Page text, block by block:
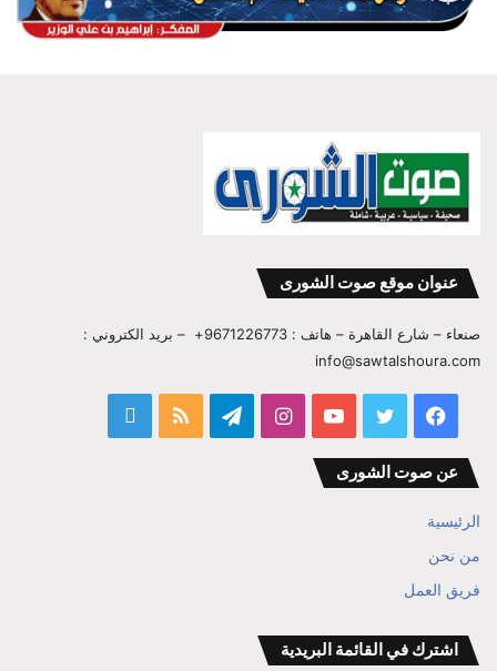
عنوان موقع صوت الشورى
صنعاء – شارع القاهرة – هاتف : 9671226773+ – بريد الكتروني :
info@sawtalshoura.com
فيسبوك تويتر يوتيوب انستقرامتيلقرام ملخص
عن صوت الشورى
الرئيسية
من نحن
فريق العمل
اشترك في القائمة البريدية